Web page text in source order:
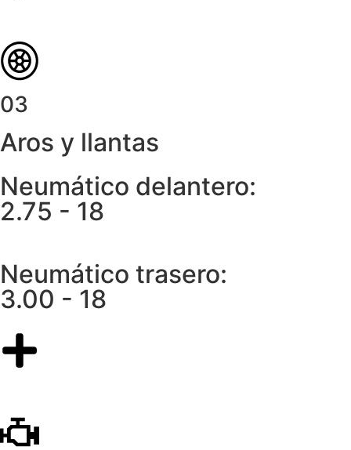
03
Aros y llantas
Neumático delantero:
2.75 - 18
Neumático trasero:
3.00 - 18